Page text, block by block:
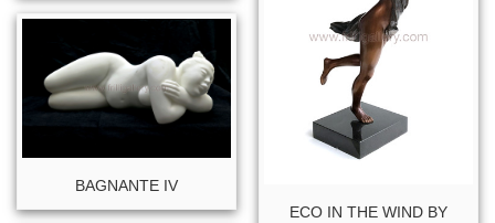
ECO IN THE WIND BY
BAGNANTE IV